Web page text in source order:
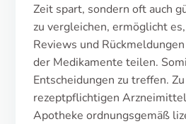
Zeit spart, sondern oft auch
zu vergleichen, ermöglicht
Reviews und
der Medikamente teilen.
Entscheidungen zu treffen.
rezeptpflichtigen
Apotheke ordnungsgemäß